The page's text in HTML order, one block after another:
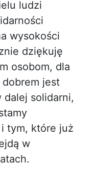
ludzi
wysokości
dziękuję
osobom, dla
jest
dalej solidarni,
tym, które już
w